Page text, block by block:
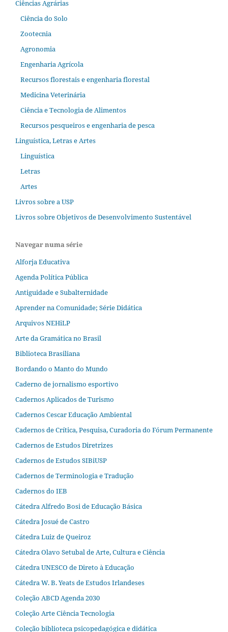
Ciências Agrárias
Ciência do Solo
Zootecnia
Agronomia
Engenharia Agrícola
Recursos florestais e engenharia florestal
Medicina Veterinária
Ciência e Tecnologia de Alimentos
Recursos pesqueiros e engenharia de pesca
Linguística, Letras e Artes
Linguística
Letras
Artes
Livros sobre a USP
Livros sobre Objetivos de Desenvolvimento Sustentável
Navegar numa série
Alforja Educativa
Agenda Política Pública
Antiguidade e Subalternidade
Aprender na Comunidade; Série Didática
Arquivos NEHiLP
Arte da Gramática no Brasil
Biblioteca Brasiliana
Bordando o Manto do Mundo
Caderno de jornalismo esportivo
Cadernos Aplicados de Turismo
Cadernos Cescar Educação Ambiental
Cadernos de Crítica, Pesquisa, Curadoria do Fórum Permanente
Cadernos de Estudos Diretrizes
Cadernos de Estudos SIBiUSP
Cadernos de Terminologia e Tradução
Cadernos do IEB
Cátedra Alfredo Bosi de Educação Básica
Cátedra Josué de Castro
Cátedra Luiz de Queiroz
Cátedra Olavo Setubal de Arte, Cultura e Ciência
Cátedra UNESCO de Direto à Educação
Cátedra W. B. Yeats de Estudos Irlandeses
Coleção ABCD Agenda 2030
Coleção Arte Ciência Tecnologia
Coleção biblioteca psicopedagógica e didática